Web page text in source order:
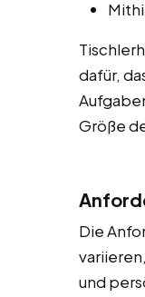
dafür,
Größe
Die
und